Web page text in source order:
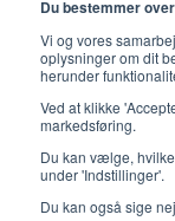
Du bestemmer
Vi og vores
oplysninger om dit
herunder
Ved at klikke
markedsføring.
Du kan vælge,
under 'Indstillinger'.
Du kan også sige
Persondatapolitik